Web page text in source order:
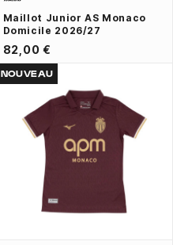
Maillot Junior AS Monaco
Domicile 2026/27
82,00 €
NOUVEAU